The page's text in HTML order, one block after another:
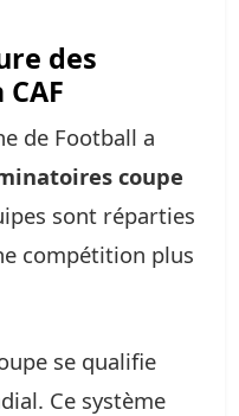
des
de Football a
coupe
sont réparties
compétition plus
se qualifie
Ce système